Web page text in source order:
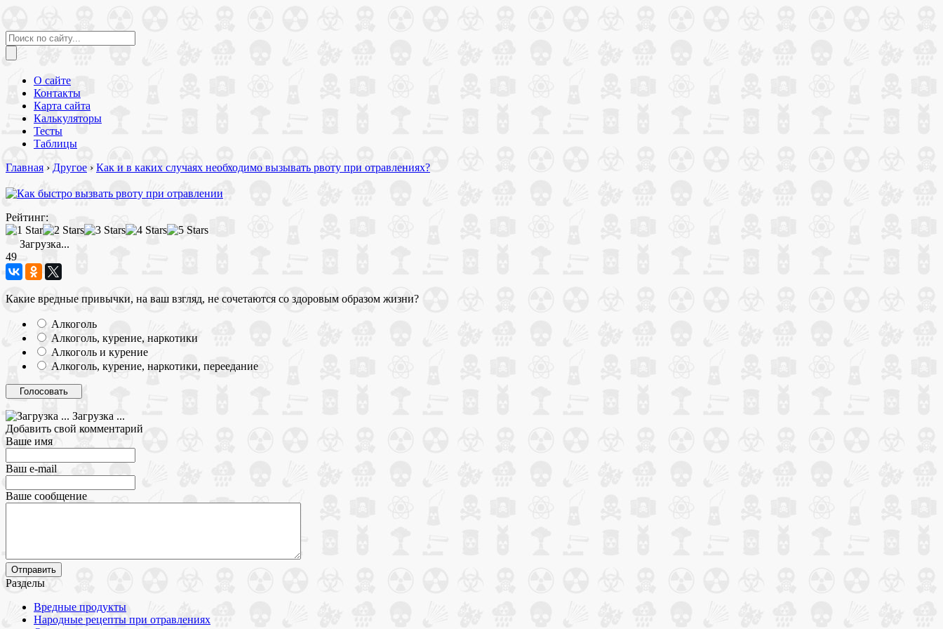
О сайте
Контакты
Карта сайта
Калькуляторы
Тесты
Таблицы
Главная › Другое › Как и в каких случаях необходимо вызывать рвоту при отравлениях?
Рейтинг:
Загрузка...
49
Какие вредные привычки, на ваш взгляд, не сочетаются со здоровым образом жизни?
Алкоголь
Алкоголь, курение, наркотики
Алкоголь и курение
Алкоголь, курение, наркотики, переедание
Загрузка ...
Добавить свой комментарий
Ваше имя
Ваш e-mail
Ваше сообщение
Разделы
Вредные продукты
Народные рецепты при отравлениях